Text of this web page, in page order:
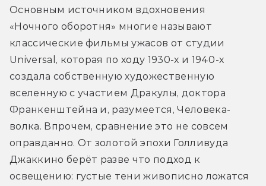
Основным источником вдохновения
«Ночного оборотня» многие называют
классические фильмы ужасов от студии
Universal, которая по ходу 1930-х и 1940-х
создала собственную художественную
вселенную с участием Дракулы, доктора
Франкенштейна и, разумеется, Человека-
волка. Впрочем, сравнение это не совсем
оправданно. От золотой эпохи Голливуда
Джаккино берёт разве что подход к
освещению: густые тени живописно ложатся